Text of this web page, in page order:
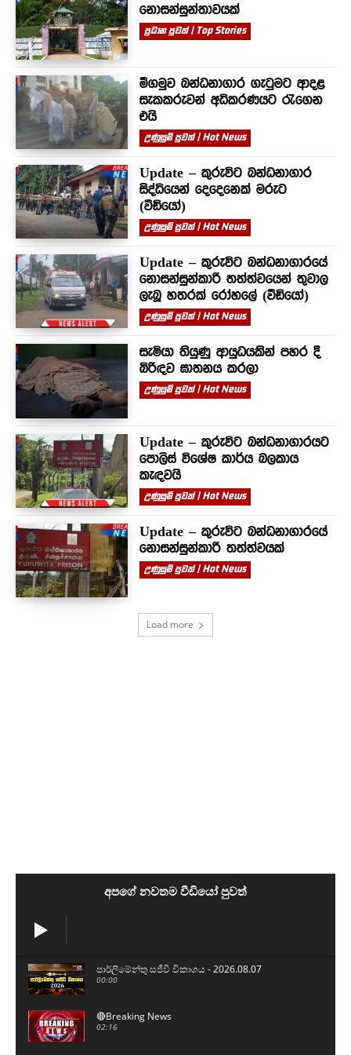
නොසන්සුන්තාවයක්
ප්‍රධාන පුවත් | Top Stories
මීගමුව බන්ධනාගාර ගැටුමට ආදළ
සැකකරුවන් අධිකරණයට රැගෙන
එයි
උණුසුම් පුවත් | Hot News
Update – කුරුවිට බන්ධනාගාර
සිද්ධියෙන් දෙදෙනෙක් මරුට
(වීඩියෝ)
උණුසුම් පුවත් | Hot News
Update – කුරුවිට බන්ධනාගාරයේ
නොසන්සුන්කාරී තත්ත්වයෙන් තුවාල
ලැබූ හතරක් රෝහලේ (වීඩියෝ)
උණුසුම් පුවත් | Hot News
සැමියා තියුණු ආයුධයකින් පහර දී
බිරිඳව ඝාතනය කරලා
උණුසුම් පුවත් | Hot News
Update – කුරුවිට බන්ධනාගාරයට
පොලිස් විශේෂ කාර්ය බලකාය
කැඳවයි
උණුසුම් පුවත් | Hot News
Update – කුරුවිට බන්ධනාගාරයේ
නොසන්සුන්කාරී තත්ත්වයක්
උණුසුම් පුවත් | Hot News
Load more
අපගේ නවතම වීඩියෝ පුවත්
පාර්ලිමේන්තු සජීවි විකාශය - 2026.08.07
00:00
🔴Breaking News
02:16